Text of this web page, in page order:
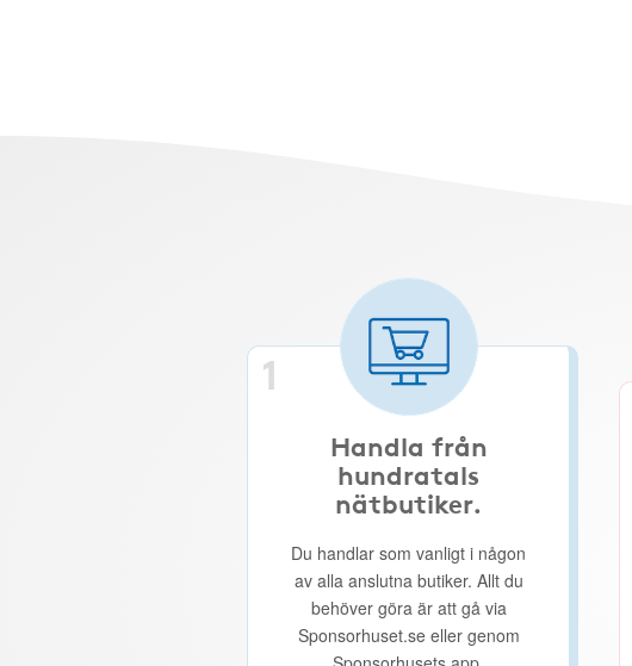
1
Handla från
hundratals
nätbutiker.
Du handlar som vanligt i någon
av alla anslutna butiker. Allt du
behöver göra är att gå via
Sponsorhuset.se eller genom